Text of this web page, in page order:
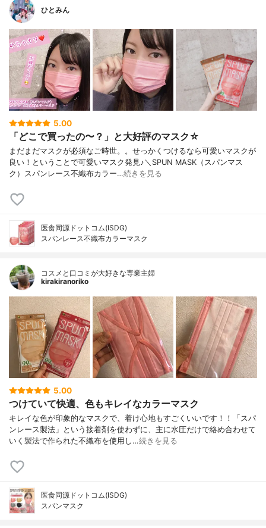
ひとみん
5.00
「どこで買ったの〜？」と大好評のマスク☆
まだまだマスクが必須なご時世。。せっかくつけるなら可愛いマスクが
良い！ということで可愛いマスク発見♪＼SPUN MASK（スパンマス
ク）スパンレース不織布カラー…続きを見る
医食同源ドットコム(ISDG)
スパンレース不織布カラーマスク
コスメと口コミが大好きな専業主婦
kirakiranoriko
5.00
つけていて快適、色もキレイなカラーマスク
キレイな色が印象的なマスクで、着け心地もすごくいいです！！「スパ
ンレース製法」という接着剤を使わずに、主に水圧だけで絡め合わせて
いく製法で作られた不織布を使用し…続きを見る
医食同源ドットコム(ISDG)
スパンマスク